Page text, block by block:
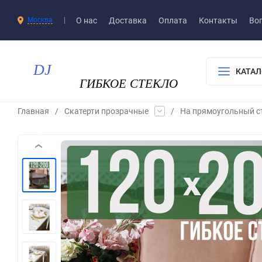
Москва О нас Доставка​ Оплата Контакты
Главная / Скатерти прозрачные / На прямоугольный
‹